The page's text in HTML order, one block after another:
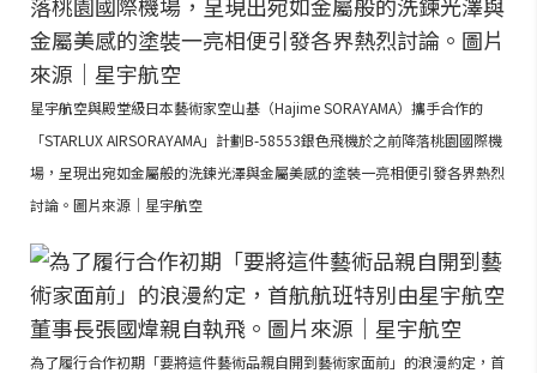
星宇航空與殿堂級日本藝術家空山基（Hajime SORAYAMA）攜手合作的
「STARLUX AIRSORAYAMA」計劃B-58553銀色飛機於之前降落桃園國際機
場，呈現出宛如金屬般的洗鍊光澤與金屬美感的塗裝一亮相便引發各界熱烈
討論。圖片來源｜星宇航空
為了履行合作初期「要將這件藝術品親自開到藝術家面前」的浪漫約定，首